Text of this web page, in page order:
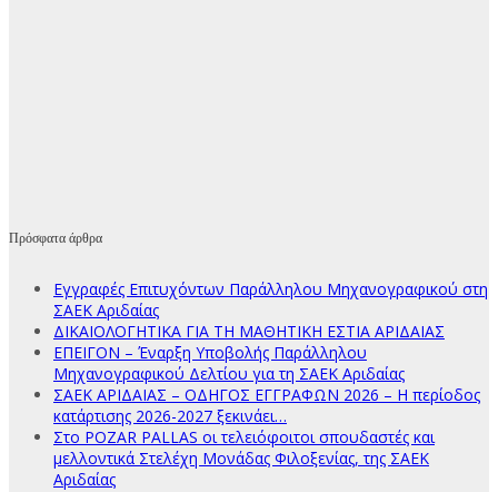
Πρόσφατα άρθρα
Εγγραφές Επιτυχόντων Παράλληλου Μηχανογραφικού στη
ΣΑΕΚ Αριδαίας
ΔΙΚΑΙΟΛΟΓΗΤΙΚΑ ΓΙΑ ΤΗ ΜΑΘΗΤΙΚΗ ΕΣΤΙΑ ΑΡΙΔΑΙΑΣ
ΕΠΕΙΓΟΝ – Έναρξη Υποβολής Παράλληλου
Μηχανογραφικού Δελτίου για τη ΣΑΕΚ Αριδαίας
ΣΑΕΚ ΑΡΙΔΑΙΑΣ – ΟΔΗΓΟΣ ΕΓΓΡΑΦΩΝ 2026 – Η περίοδος
κατάρτισης 2026-2027 ξεκινάει…
Στο POZAR PALLAS οι τελειόφοιτοι σπουδαστές και
μελλοντικά Στελέχη Μονάδας Φιλοξενίας, της ΣΑΕΚ
Αριδαίας